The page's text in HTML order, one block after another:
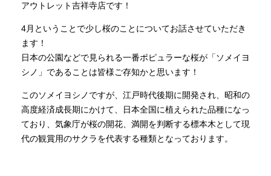
全商品一覧
新入荷情報
納品事例
INFORMATION
アウトレット吉祥寺店です！
4月ということで少し桜のことについてお話させていただき
ます！
日本の公園などで見られる一番ポピュラーな桜が「ソメイヨ
シノ」であることは皆様ご存知かと思います！
このソメイヨシノですが、江戸時代後期に開発され、昭和の
高度経済成長期にかけて、日本全国に植えられた品種になっ
ており、気象庁が桜の開花、満開を判断する標本木として現
代の観賞用のサクラを代表する種類となっております。